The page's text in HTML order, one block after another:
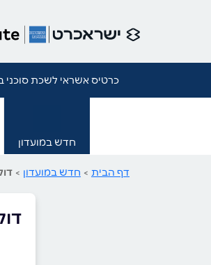
כרטיס אשראי לשכת סוכני
חדש במועדון
דף הבית > חדש במועדון >